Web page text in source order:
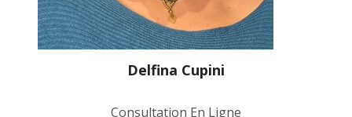
Delfina Cupini
Consultation En Ligne